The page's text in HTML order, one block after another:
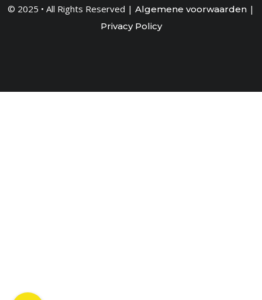
© 2025 • All Rights Reserved | Algemene voorwaarden |
Privacy Policy